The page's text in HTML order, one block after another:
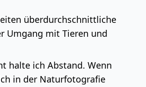
überdurchschnittliche
Umgang mit Tieren und
halte ich Abstand. Wenn
in der Naturfotografie